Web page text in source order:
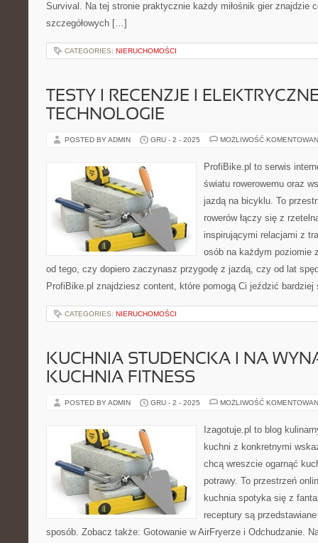
Survival. Na tej stronie praktycznie każdy miłośnik gier znajdzie
szczegółowych […]
CATEGORIES: NIERUCHOMOŚCI
TESTY I RECENZJE I
TECHNOLOGIE
POSTED BY ADMIN GRU - 2 - 2025 MOŻLIWOŚĆ
ProfiBike.pl to serwis
światu rowerowemu oraz
jazdą na bicyklu. To
rowerów łączy się z
inspirującymi relacjami z
osób na każdym poziomie
od tego, czy dopiero zaczynasz przygodę z jazdą, czy od lat
ProfiBike.pl znajdziesz content, które pomogą Ci jeździć
CATEGORIES: NIERUCHOMOŚCI
KUCHNIA STUDENCKA I NA
KUCHNIA FITNESS
POSTED BY ADMIN GRU - 2 - 2025 MOŻLIWOŚĆ
Izagotuje.pl to blog
kuchni z konkretnymi
chcą wreszcie ogarnąć
potrawy. To przestrzeń
kuchnia spotyka się z
receptury są
sposób. Zobacz także: Gotowanie w AirFryerze i Odchudzanie.